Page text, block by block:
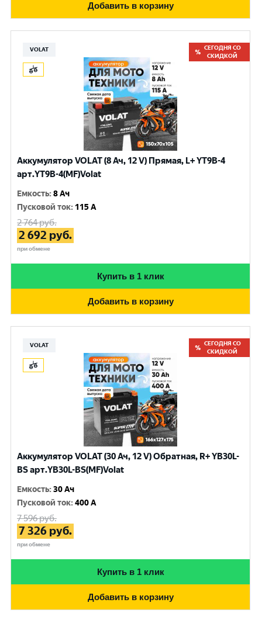
Добавить в корзину
VOLAT
СЕГОДНЯ СО
СКИДКОЙ
Аккумулятор VOLAT (8 Ач, 12 V) Прямая, L+ YT9B-4
арт.YT9B-4(MF)Volat
Емкость:8 Ач
Пусковой ток: 115 A
2 764руб.
2 692 руб.
при обмене
Купить в 1 клик
Добавить в корзину
VOLAT
СЕГОДНЯ СО
СКИДКОЙ
Аккумулятор VOLAT (30 Ач, 12 V) Обратная, R+ YB30L-
BS арт.YB30L-BS(MF)Volat
Емкость:30 Ач
Пусковой ток:400 A
7 596руб.
7 326 руб.
при обмене
Купить в 1 клик
Добавить в корзину